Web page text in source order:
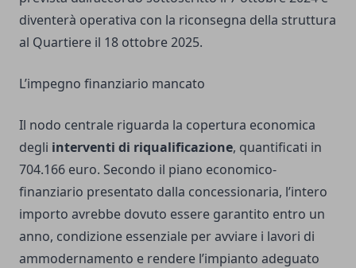
diventerà operativa con la riconsegna della struttura
al Quartiere il 18 ottobre 2025.
L’impegno finanziario mancato
Il nodo centrale riguarda la copertura economica
degli interventi di riqualificazione, quantificati in
704.166 euro. Secondo il piano economico-
finanziario presentato dalla concessionaria, l’intero
importo avrebbe dovuto essere garantito entro un
anno, condizione essenziale per avviare i lavori di
ammodernamento e rendere l’impianto adeguato